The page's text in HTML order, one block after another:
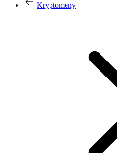
Kryptomeny